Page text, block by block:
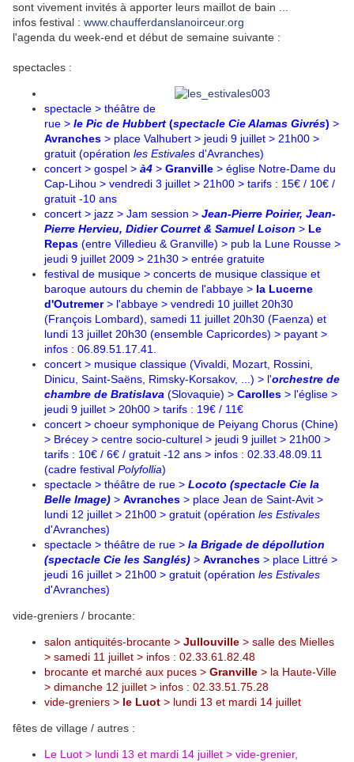
sont vivement invités à apporter leurs maillot de bain ...
infos festival : www.chaufferdanslanoirceur.org
l'agenda du week-end et début de semaine suivante :
spectacles :
spectacle > théâtre de
rue > le Pic de Hubbert (spectacle Cie Alamas Givrés) >
Avranches > place Valhubert > jeudi 9 juillet > 21h00 >
gratuit (opération les Estivales d'Avranches)
concert > gospel > à4 > Granville > église Notre-Dame du
Cap-Lihou > vendredi 3 juillet > 21h00 > tarifs : 15€ / 10€ /
gratuit -10 ans
concert > jazz > Jam session > Jean-Pierre Poirier, Jean-
Pierre Hervieu, Didier Courret & Samuel Loison > Le
Repas (entre Villedieu & Granville) > pub la Lune Rousse >
jeudi 9 juillet 2009 > 21h30 > entrée gratuite
festival de musique > concerts de musique classique et
baroque autours du chemin de l'abbaye > la Lucerne
d'Outremer> l'abbaye > vendredi 10 juillet 20h30
(François Lombard), samedi 11 juillet 20h30 (Faenza) et
lundi 13 juillet 20h30 (ensemble Capricordes) > payant >
infos : 06.89.51.17.41.
concert > musique classique (Vivaldi, Mozart, Rossini,
Dinicu, Saint-Saëns, Rimsky-Korsakov, ...) > l'orchestre de
chambre de Bratislava (Slovaquie) > Carolles > l'église >
jeudi 9 juillet > 20h00 > tarifs : 19€ / 11€
concert > choeur symphonique de Peiyang Chorus (Chine)
> Brécey > centre socio-culturel > jeudi 9 juillet > 21h00 >
tarifs : 10€ / 6€ / gratuit -12 ans > infos : 02.33.48.09.11
(cadre festival Polyfollia)
spectacle > théâtre de rue > Locoto (spectacle Cie la
Belle Image) > Avranches > place Jean de Saint-Avit >
lundi 12 juillet > 21h00 > gratuit (opération les Estivales
d'Avranches)
spectacle > théâtre de rue > la Brigade de dépollution
(spectacle Cie les Sanglés) > Avranches > place Littré >
jeudi 16 juillet > 21h00 > gratuit (opération les Estivales
d'Avranches)
vide-greniers / brocante:
salon antiquités-brocante > Jullouville > salle des Mielles
> samedi 11 juillet > infos : 02.33.61.82.48
brocante et marché aux puces > Granville > la Haute-Ville
> dimanche 12 juillet > infos : 02.33.51.75.28
vide-greniers > le Luot > lundi 13 et mardi 14 juillet
fêtes de village / autres :
Le Luot > lundi 13 et mardi 14 juillet > vide-grenier,